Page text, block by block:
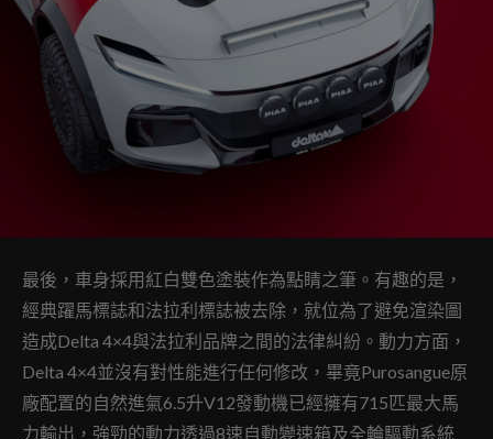
最後，車身採用紅白雙色塗裝作為點睛之筆。有趣的是，
經典躍馬標誌和法拉利標誌被去除，就位為了避免渲染圖
造成Delta 4×4與法拉利品牌之間的法律糾紛。動力方面，
Delta 4×4並沒有對性能進行任何修改，畢竟Purosangue原
廠配置的自然進氣6.5升V12發動機已經擁有715匹最大馬
力輸出，強勁的動力透過8速自動變速箱及全輪驅動系統